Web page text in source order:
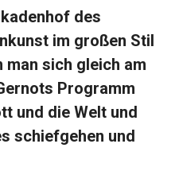
des
im großen Stil
man sich gleich am
Programm
und die Welt und
schiefgehen und